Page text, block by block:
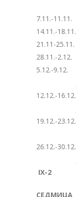
7.11.-11.11.
14.11.-18.11.
21.11-25.11.
28.11.-2.12.
5.12.-9.12.
12.12.-16.12.
19.12.-23.12.
26.12.-30.12.
IX-2
СЕДМИЦА